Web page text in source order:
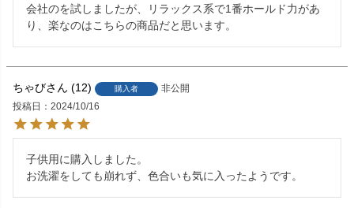
会社のを試しましたが、リラックス系で1番ホールド力があ
り、楽なのはこちらの商品だと思います。
ちゃび 12 購入者
非公開
投稿日
2024/10/16
子供用に購入しました。
お洗濯をしても崩れず、色合いも気に入ったようです。